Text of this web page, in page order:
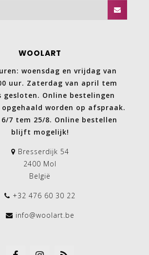
WOOLART
woensdag en vrijdag van
uur. Zaterdag van april tem
gesloten. Online bestelingen
opgehaald worden op afspraak.
7 tem 25/8. Online bestellen
blijft mogelijk!
Bresserdijk 54
2400 Mol
België
+32 476 60 30 22
info@woolart.be